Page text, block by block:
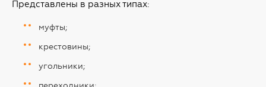
Представлены в разных типах:
муфты;
крестовины;
угольники;